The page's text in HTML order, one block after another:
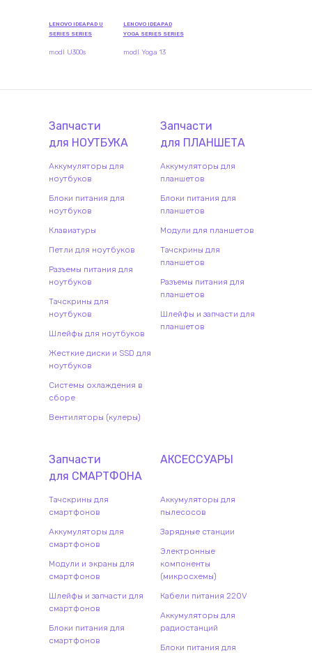
LENOVO IDEAPAD U
SERIES SERIES
modl U300s
LENOVO IDEAPAD
YOGA SERIES SERIES
modl Yoga 13
Запчасти
для НОУТБУКА
Аккумуляторы для
ноутбуков
Блоки питания для
ноутбуков
Клавиатуры
Петли для ноутбуков
Разъемы питания для
ноутбуков
Тачскрины для
ноутбуков
Шлейфы для ноутбуков
Жесткие диски и SSD для
ноутбуков
Системы охлаждения в
сборе
Вентиляторы (кулеры)
Запчасти
для ПЛАНШЕТА
Аккумуляторы для
планшетов
Блоки питания для
планшетов
Модули для планшетов
Тачскрины для
планшетов
Разъемы питания для
планшетов
Шлейфы и запчасти для
планшетов
Запчасти
для СМАРТФОНА
Тачскрины для
смартфонов
Аккумуляторы для
смартфонов
Модули и экраны для
смартфонов
Шлейфы и запчасти для
смартфонов
Блоки питания для
смартфонов
АКСЕССУАРЫ
Аккумуляторы для
пылесосов
Зарядные станции
Электронные
компоненты
(микросхемы)
Кабели питания 220V
Аккумуляторы для
радиостанций
Блоки питания для